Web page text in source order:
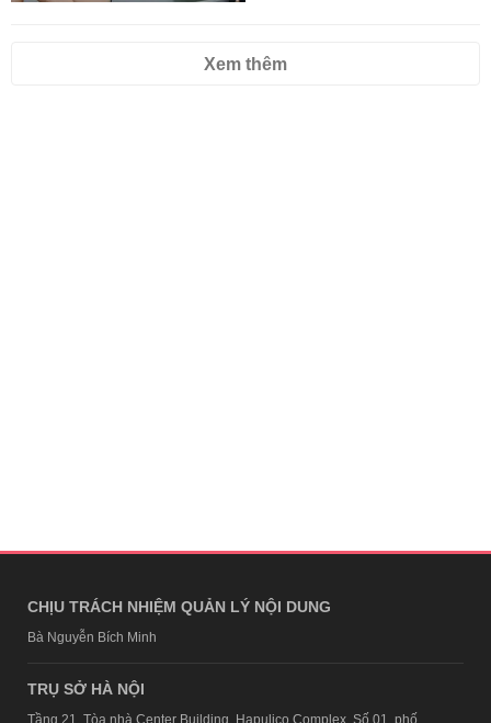
Xem thêm
CHỊU TRÁCH NHIỆM QUẢN LÝ NỘI DUNG
Bà Nguyễn Bích Minh
TRỤ SỞ HÀ NỘI
Tầng 21, Tòa nhà Center Building, Hapulico Complex, Số 01, phố